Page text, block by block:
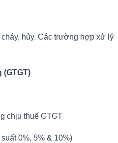
hủy. Các trường hợp xử lý
(GTGT)
chịu thuế GTGT
0%, 5% & 10%)